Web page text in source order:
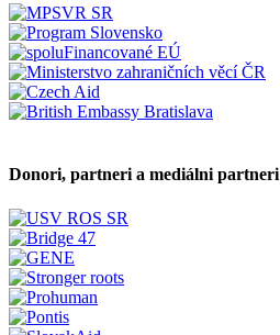
Donori, partneri a mediálni partneri